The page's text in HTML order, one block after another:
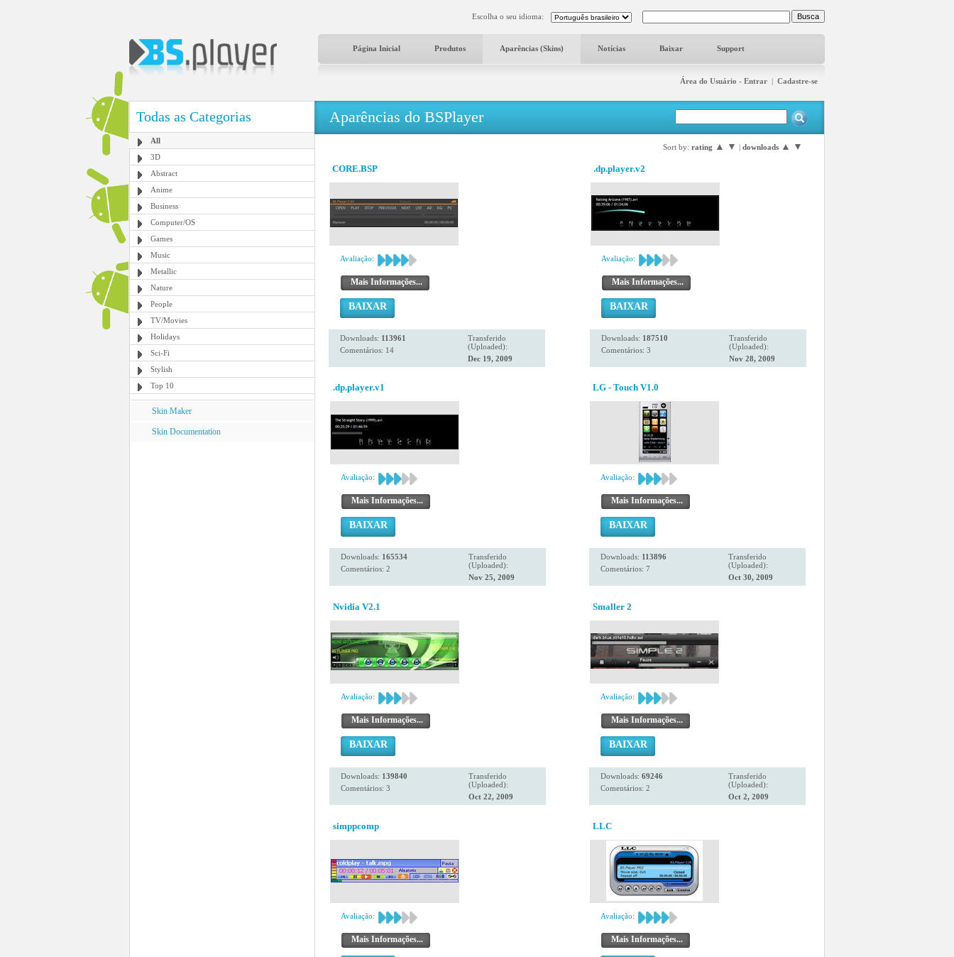
Escolha o seu idioma:
Página Inicial Produtos Aparências (Skins) Notícias Baixar Support
Área do Usuário - Entrar | Cadastre-se
Todas as Categorias
All
3D
Abstract
Anime
Business
Computer/OS
Games
Music
Metallic
Nature
People
TV/Movies
Holidays
Sci-Fi
Stylish
Top 10
Skin Maker
Skin Documentation
Aparências do BSPlayer
Sort by: rating ▲ ▼ | downloads ▲ ▼
CORE.BSP
Avaliação:
Mais Informações...
BAIXAR
Downloads: 113961
Comentários: 14
Transferido
(Uploaded):
Dec 19, 2009
.dp.player.v2
Avaliação:
Mais Informações...
BAIXAR
Downloads: 187510
Comentários: 3
Transferido
(Uploaded):
Nov 28, 2009
.dp.player.v1
Avaliação:
Mais Informações...
BAIXAR
Downloads: 165534
Comentários: 2
Transferido
(Uploaded):
Nov 25, 2009
LG - Touch V1.0
Avaliação:
Mais Informações...
BAIXAR
Downloads: 113896
Comentários: 7
Transferido
(Uploaded):
Oct 30, 2009
Nvidia V2.1
Avaliação:
Mais Informações...
BAIXAR
Downloads: 139840
Comentários: 3
Transferido
(Uploaded):
Oct 22, 2009
Smaller 2
Avaliação:
Mais Informações...
BAIXAR
Downloads: 69246
Comentários: 2
Transferido
(Uploaded):
Oct 2, 2009
simppcomp
Avaliação:
Mais Informações...
LLC
Avaliação:
Mais Informações...